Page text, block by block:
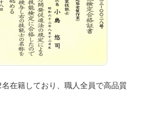
在籍しており、職人全員で高品質